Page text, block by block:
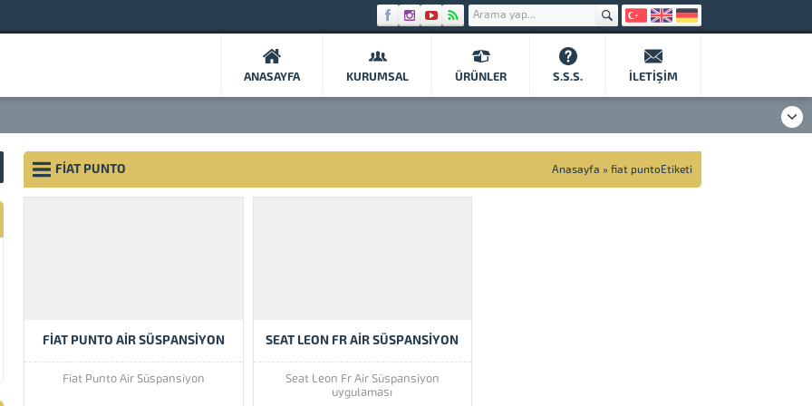
ANASAYFA KURUMSAL ÜRÜNLER S.S.S. İLETIŞIM
FIAT PUNTO Anasayfa » fiat puntoEtiketi
FIAT PUNTO AIR SÜSPANSIYON
Fiat Punto Air Süspansiyon
SEAT LEON FR AIR SÜSPANSIYON
Seat Leon Fr Air Süspansiyon
uygulaması